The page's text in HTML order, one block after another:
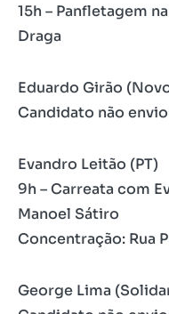
15h – Panfletagem
Draga
Eduardo Girão
Candidato não
Evandro Leitão (PT)
9h – Carreata com
Manoel Sátiro
Concentração: Rua
George Lima